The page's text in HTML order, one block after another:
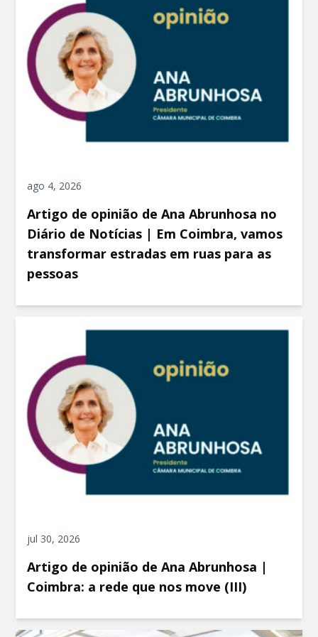
ago 4, 2026
Artigo de opinião de Ana Abrunhosa no
Diário de Notícias | Em Coimbra, vamos
transformar estradas em ruas para as
pessoas
jul 30, 2026
Artigo de opinião de Ana Abrunhosa |
Coimbra: a rede que nos move (III)